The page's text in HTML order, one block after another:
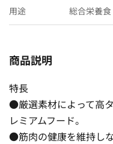
用途 総合栄養食
商品説明
特長
●厳選素材によって高
レミアムフード。
●筋肉の健康を維持し